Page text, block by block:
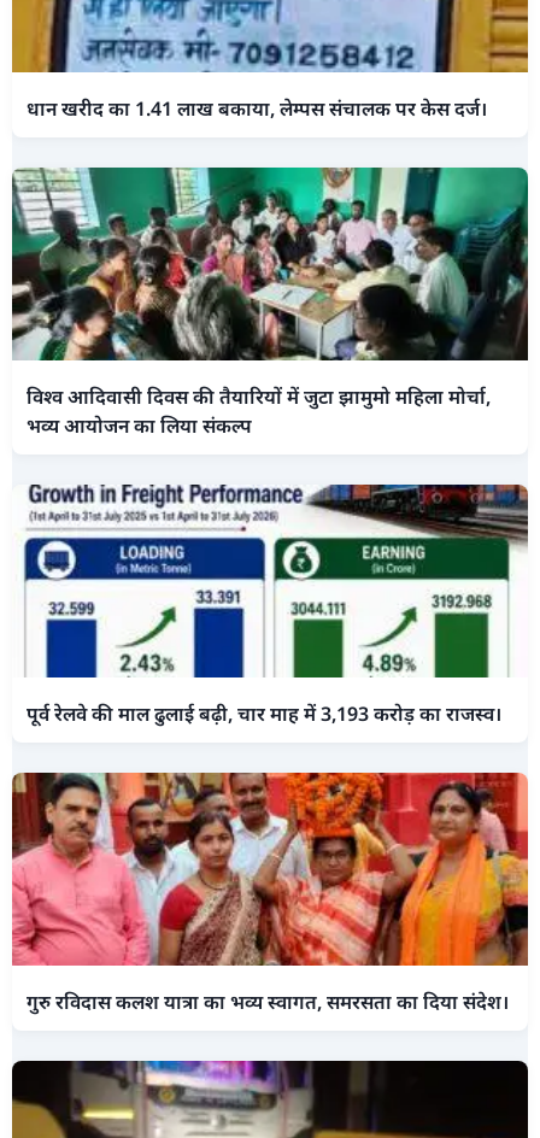
धान खरीद का 1.41 लाख बकाया, लेम्पस संचालक पर केस दर्ज।
विश्व आदिवासी दिवस की तैयारियों में जुटा झामुमो महिला मोर्चा,
भव्य आयोजन का लिया संकल्प
पूर्व रेलवे की माल ढुलाई बढ़ी, चार माह में 3,193 करोड़ का राजस्व।
गुरु रविदास कलश यात्रा का भव्य स्वागत, समरसता का दिया संदेश।